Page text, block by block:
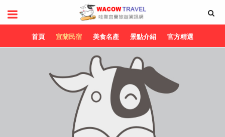
首頁 宜蘭民宿 美食名產 景點介紹 官方精選